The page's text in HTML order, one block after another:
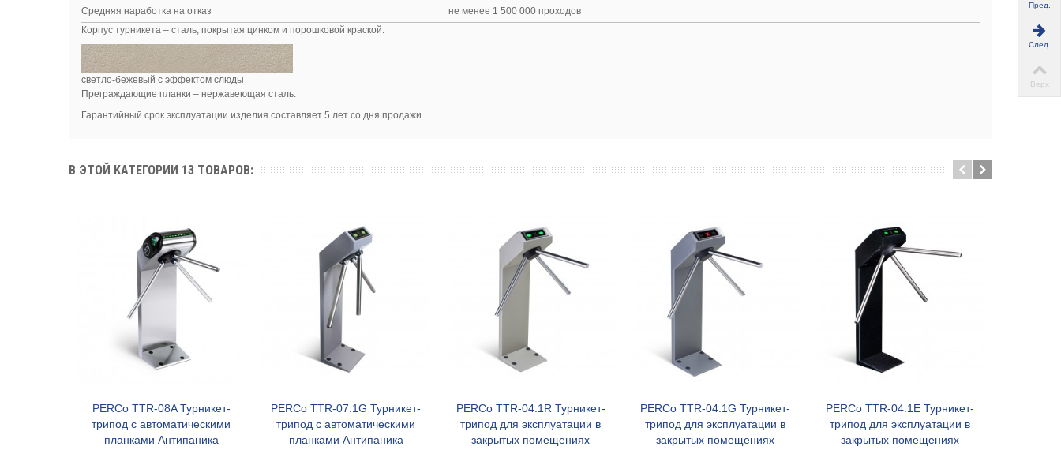
Средняя наработка на отказ
не менее 1 500 000 проходов
Корпус турникета – сталь, покрытая цинком и порошковой краской.
светло-бежевый с эффектом слюды
Преграждающие планки – нержавеющая сталь.
Гарантийный срок эксплуатации изделия составляет 5 лет со дня продажи.
В ЭТОЙ КАТЕГОРИИ 13 ТОВАРОВ:
В корзину
PERCo TTR-08A Турникет-
трипод с автоматическими
планками Антипаника
В корзину
PERCo TTR-07.1G Турникет-
трипод с автоматическими
планками Антипаника
В корзину
PERCo TTR-04.1R Турникет-
трипод для эксплуатации в
закрытых помещениях
В корзину
PERCo TTR-04.1G Турникет-
трипод для эксплуатации в
закрытых помещениях
В корзину
PERCo TTR-04.1E Турникет-
трипод для эксплуатации в
закрытых помещениях
Пред.
След.
Верх